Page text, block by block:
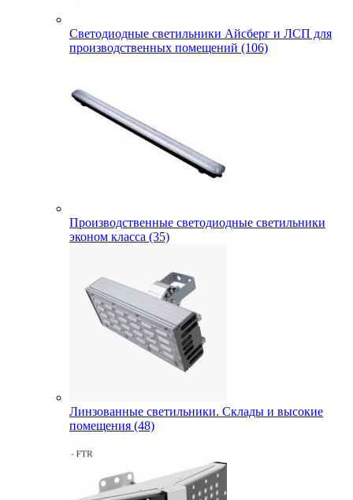
Светодиодные светильники Айсберг и ЛСП для
производственных помещений (106)
Производственные светодиодные светильники
эконом класса (35)
Линзованные светильники. Склады и высокие
помещения (48)